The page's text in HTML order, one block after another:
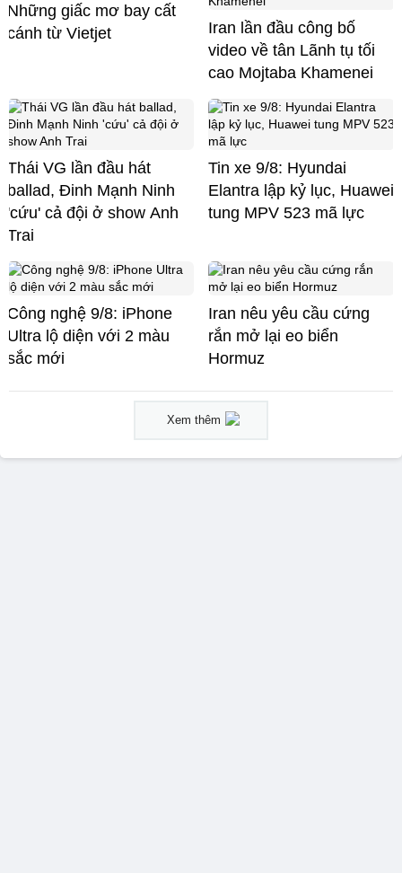
Những giấc mơ bay cất
cánh từ Vietjet
Iran lần đầu công bố
video về tân Lãnh tụ tối
cao Mojtaba Khamenei
Thái VG lần đầu hát
ballad, Đinh Mạnh Ninh
'cứu' cả đội ở show Anh
Trai
Tin xe 9/8: Hyundai
Elantra lập kỷ lục, Huawei
tung MPV 523 mã lực
Công nghệ 9/8: iPhone
Ultra lộ diện với 2 màu
sắc mới
Iran nêu yêu cầu cứng
rắn mở lại eo biển
Hormuz
Xem thêm